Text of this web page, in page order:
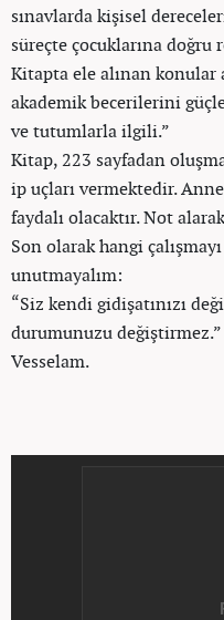
sınavlarda kişisel
süreçte çocuklarına doğru
Kitapta ele alınan konular
akademik becerilerini
ve tutumlarla ilgili.”
Kitap, 223 sayfadan
ip uçları vermektedir.
faydalı olacaktır. Not
Son olarak hangi
unutmayalım:
“Siz kendi gidişatınızı
durumunuzu değiştirmez.”
Vesselam.